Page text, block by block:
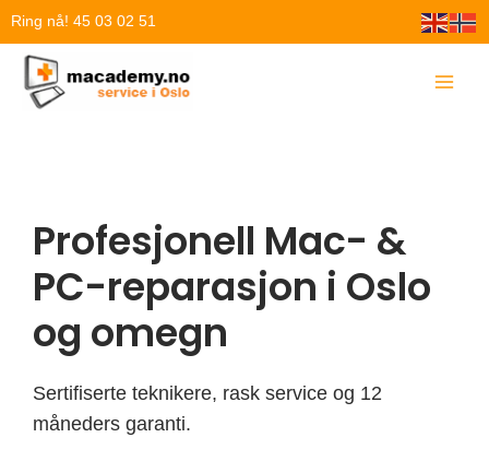
Hopp
innholdet
Ring nå! 45 03 02 51
Profesjonell Mac- &
PC-reparasjon i Oslo
og omegn
Sertifiserte teknikere, rask service og 12
måneders garanti.